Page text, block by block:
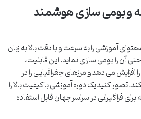
و بومی سازی هوشمند
آموزشی را به سرعت و با دقت بالا به زبان
آن را بومی سازی نماید. این قابلیت،
می دهد و مرزهای جغرافیایی را در
تصور کنید یک دوره آموزشی با کیفیت بالا را
فراگیرانی در سراسر جهان قابل استفاده